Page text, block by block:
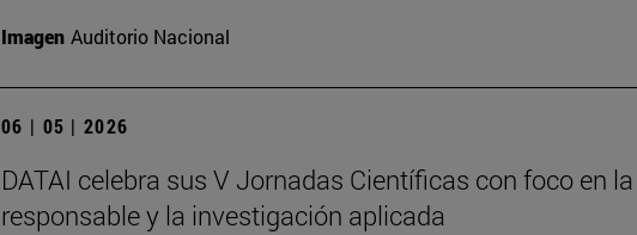
Imagen Auditorio Nacional
06 | 05 | 2026
DATAI celebra sus V Jornadas Científicas con foco en
responsable y la investigación aplicada